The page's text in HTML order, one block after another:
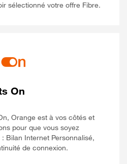
sélectionné votre offre Fibre.
On
Orange est à vos côtés et
pour que vous soyez
Bilan Internet Personnalisé,
de connexion.